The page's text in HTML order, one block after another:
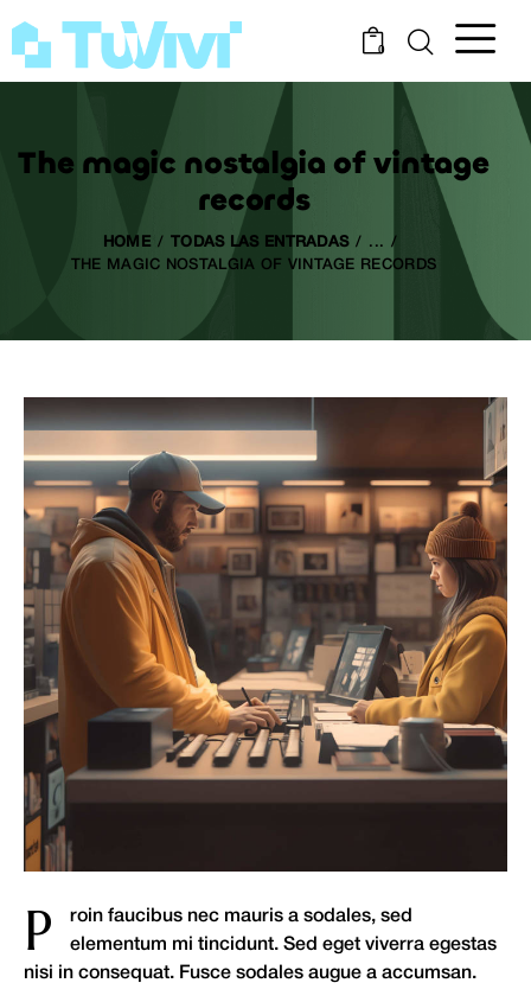
0
The magic nostalgia of vintage
records
HOME TODAS LAS ENTRADAS
...
THE MAGIC NOSTALGIA OF VINTAGE RECORDS
P
roin faucibus nec mauris a sodales, sed
elementum mi tincidunt. Sed eget viverra egestas
nisi in consequat. Fusce sodales augue a accumsan.